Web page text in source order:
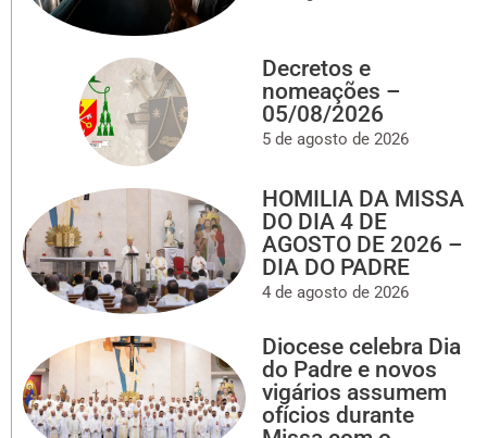
Decretos e
nomeações –
05/08/2026
5 de agosto de 2026
HOMILIA DA MISSA
DO DIA 4 DE
AGOSTO DE 2026 –
DIA DO PADRE
4 de agosto de 2026
Diocese celebra Dia
do Padre e novos
vigários assumem
ofícios durante